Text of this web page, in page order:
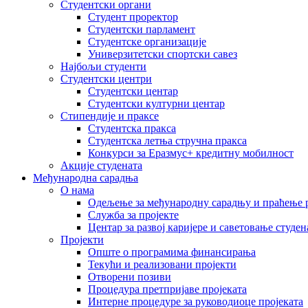
Студентски органи
Студент проректор
Студентски парламент
Студентске организације
Универзитетски спортски савез
Најбољи студенти
Студентски центри
Студентски центар
Студентски културни центар
Стипендије и праксе
Студентска пракса
Студентска летња стручна пракса
Конкурси за Еразмус+ кредитну мобилност
Акције студената
Међународна сарадња
О нама
Одељење за међународну сарадњу и праћење
Служба за пројекте
Центар за развој каријере и саветовање
Пројекти
Опште о програмима финансирања
Текући и реализовани пројекти
Отворени позиви
Процедура претпријаве пројеката
Интерне процедуре за руководиоце пројеката